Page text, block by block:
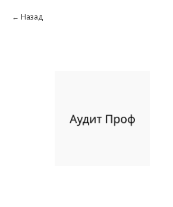
Назад